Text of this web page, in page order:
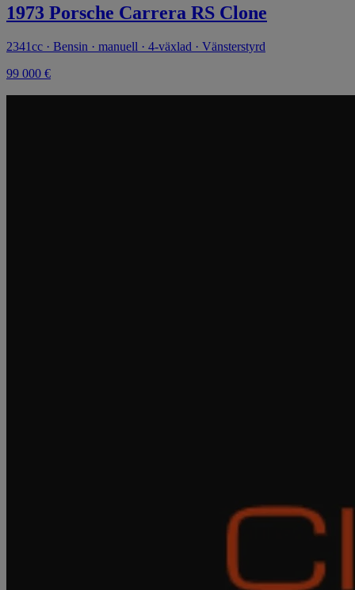
1973 Porsche Carrera RS Clone
2341cc · Bensin · manuell · 4-växlad · Vänsterstyrd
99 000 €